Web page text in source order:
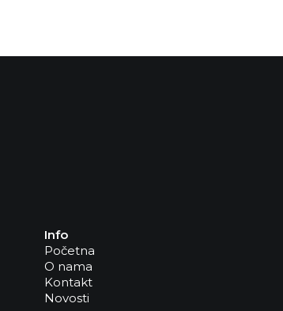
Info
Početna
O nama
Kontakt
Novosti